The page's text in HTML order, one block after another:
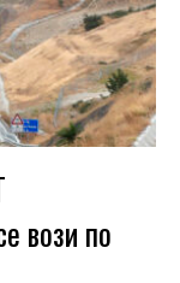
вози по